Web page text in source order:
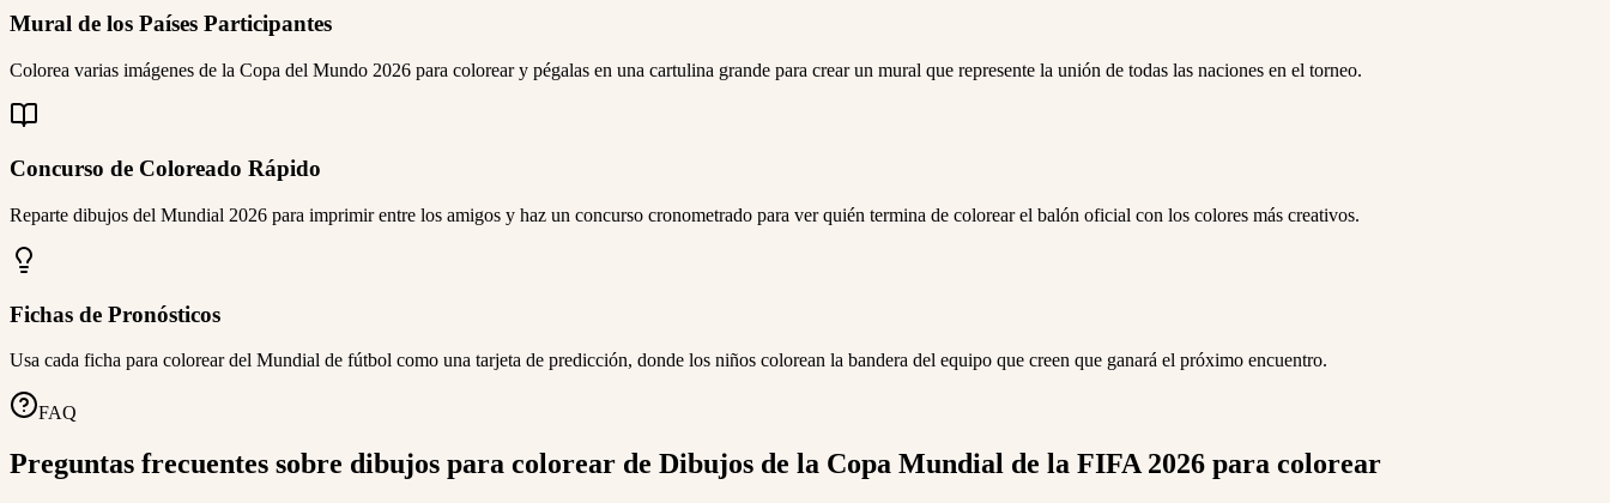
Mural de los Países Participantes
Colorea varias imágenes de la Copa del Mundo 2026 para colorear y pégalas en una cartulina grande para crear un mural que represente la unión de todas las naciones en el torneo.
Concurso de Coloreado Rápido
Reparte dibujos del Mundial 2026 para imprimir entre los amigos y haz un concurso cronometrado para ver quién termina de colorear el balón oficial con los colores más creativos.
Fichas de Pronósticos
Usa cada ficha para colorear del Mundial de fútbol como una tarjeta de predicción, donde los niños colorean la bandera del equipo que creen que ganará el próximo encuentro.
FAQ
Preguntas frecuentes sobre dibujos para colorear de Dibujos de la Copa Mundial de la FIFA 2026 para colorear